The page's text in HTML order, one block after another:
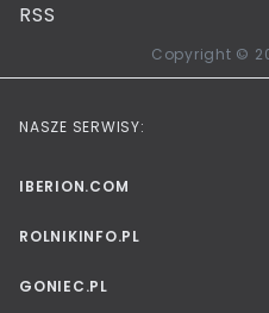
RSS
Copyright ©
NASZE SERWISY:
IBERION.COM
ROLNIKINFO.PL
GONIEC.PL